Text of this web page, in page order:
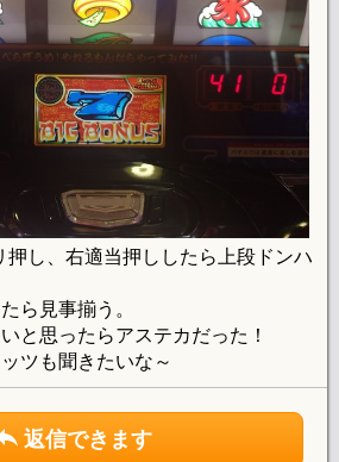
押し、右適当押ししたら上段ドンハ
ら見事揃う。
と思ったらアステカだった！
ツも聞きたいな～
返信できます